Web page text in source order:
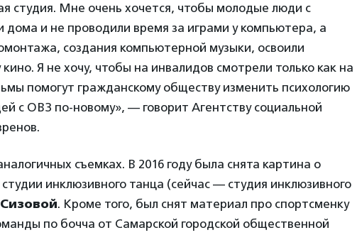
студия. Мне очень хочется, чтобы молодые люди с
дома и не проводили время за играми у компьютера, а
создания компьютерной музыки, освоили
Я не хочу, чтобы на инвалидов смотрели только как на
помогут гражданскому обществу изменить психологию
с ОВЗ по-новому», — говорит Агентству социальной
съемках. В 2016 году была снята картина о
инклюзивного танца (сейчас — студия инклюзивного
. Кроме того, был снят материал про спортсменку
по бочча от Самарской городской общественной